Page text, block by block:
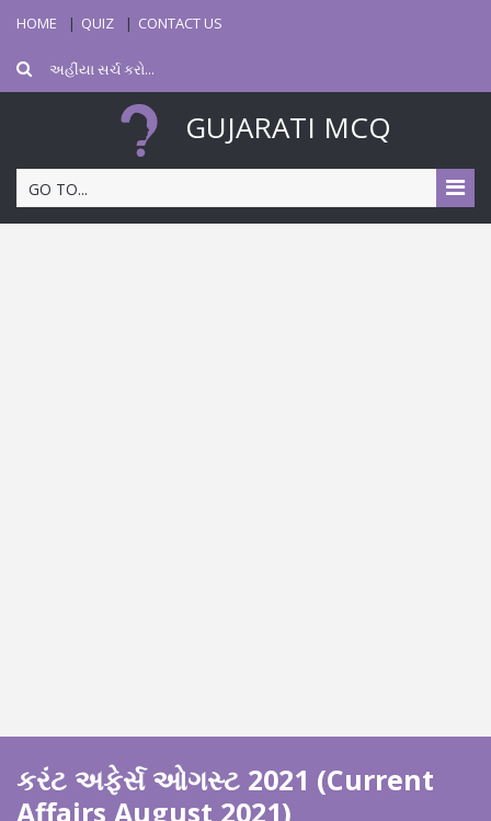
HOME QUIZ CONTACT US
GUJARATI MCQ
GO TO...
કરંટ અફેર્સ ઓગસ્ટ 2021 (Current
Affairs August 2021)